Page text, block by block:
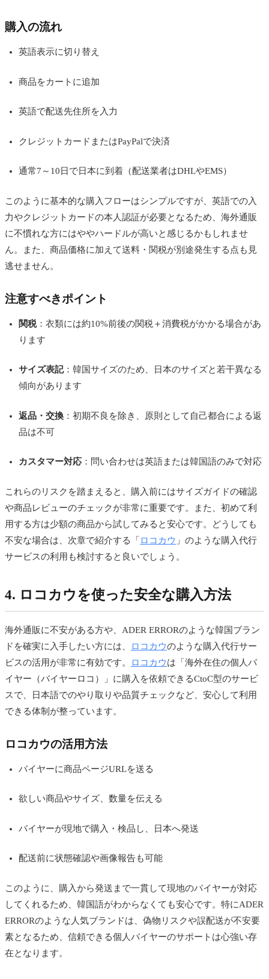
購入の流れ
英語表示に切り替え
商品をカートに追加
英語で配送先住所を入力
クレジットカードまたはPayPalで決済
通常7～10日で日本に到着（配送業者はDHLやEMS）
このように基本的な購入フローはシンプルですが、英語での入
力やクレジットカードの本人認証が必要となるため、海外通販
に不慣れな方にはややハードルが高いと感じるかもしれませ
ん。また、商品価格に加えて送料・関税が別途発生する点も見
逃せません。
注意すべきポイント
関税：衣類には約10%前後の関税＋消費税がかかる場合があ
ります
サイズ表記：韓国サイズのため、日本のサイズと若干異なる
傾向があります
返品・交換：初期不良を除き、原則として自己都合による返
品は不可
カスタマー対応：問い合わせは英語または韓国語のみで対応
これらのリスクを踏まえると、購入前にはサイズガイドの確認
や商品レビューのチェックが非常に重要です。また、初めて利
用する方は少額の商品から試してみると安心です。どうしても
不安な場合は、次章で紹介する「 ロコカウ 」のような購入代行
サービスの利用も検討すると良いでしょう。
4. ロコカウを使った安全な購入方法
海外通販に不安がある方や、ADER ERRORのような韓国ブラン
ドを確実に入手したい方には、
ロコカウのような購入代行サー
ビスの活用が非常に有効です。
ロコカウは「海外在住の個人バ
イヤー（バイヤーロコ）」に購入を依頼できるCtoC型のサービ
スで、日本語でのやり取りや品質チェックなど、安心して利用
できる体制が整っています。
ロコカウの活用方法
バイヤーに商品ページURLを送る
欲しい商品やサイズ、数量を伝える
バイヤーが現地で購入・検品し、日本へ発送
配送前に状態確認や画像報告も可能
このように、購入から発送まで一貫して現地のバイヤーが対応
してくれるため、韓国語がわからなくても安心です。特にADER
ERRORのような人気ブランドは、偽物リスクや誤配送が不安要
素となるため、信頼できる個人バイヤーのサポートは心強い存
在となります。